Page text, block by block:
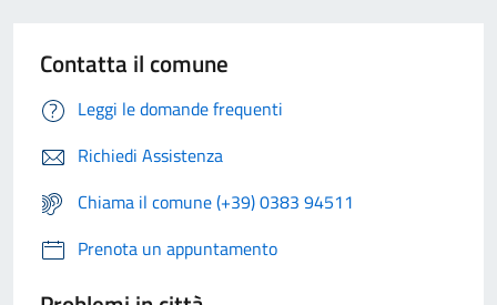
Contatta il comune
Leggi le domande frequenti
Richiedi Assistenza
Chiama il comune (+39) 0383 94511
Prenota un appuntamento